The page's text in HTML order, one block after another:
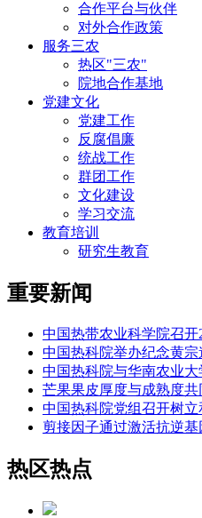
合作平台与伙伴
对外合作政策
服务三农
热区"三农"
院地合作基地
党建文化
党建工作
反腐倡廉
统战工作
群团工作
文化建设
学习交流
教育培训
研究生教育
重要新闻
中国热带农业科学院召开
中国热科院举办纪念黄
中国热科院与华南农业
芒果果皮厚度与成熟度
中国热科院党组召开树
剪接因子通过激活抗逆
热区热点